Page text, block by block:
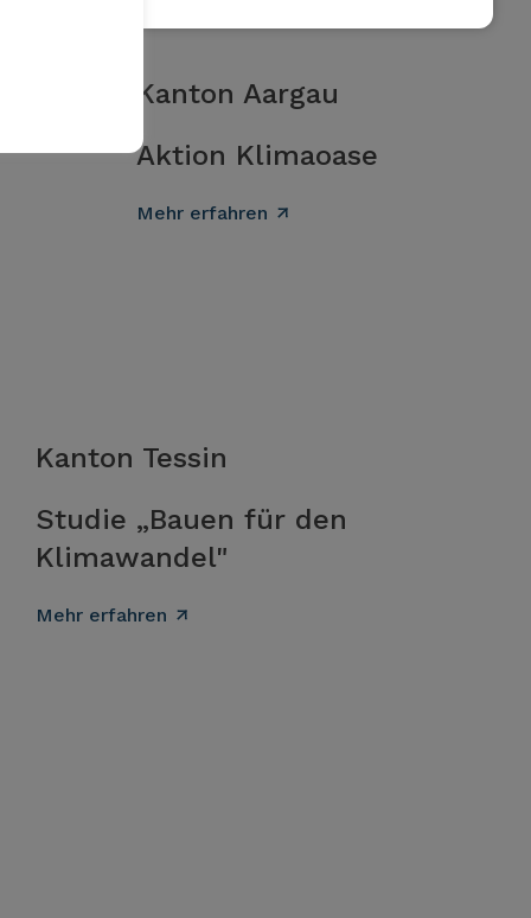
Kanton Aargau
Aktion Klimaoase
Mehr erfahren
Kanton Tessin
Studie „Bauen für den
Klimawandel"
Mehr erfahren